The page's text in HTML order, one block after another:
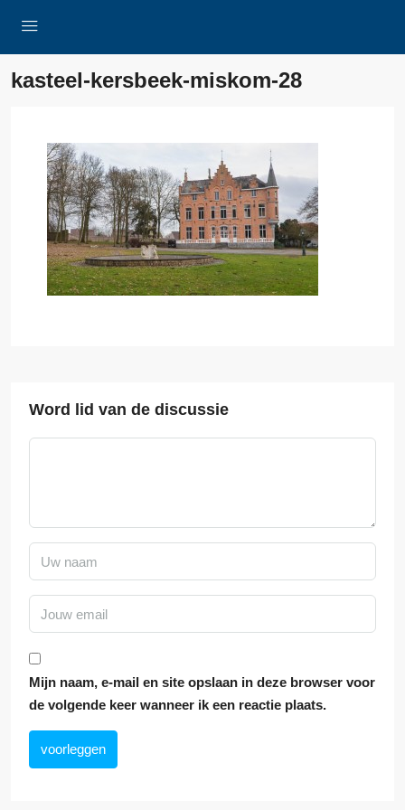
kasteel-kersbeek-miskom-28
Word lid van de discussie
Mijn naam, e-mail en site opslaan in deze browser voor
de volgende keer wanneer ik een reactie plaats.
voorleggen